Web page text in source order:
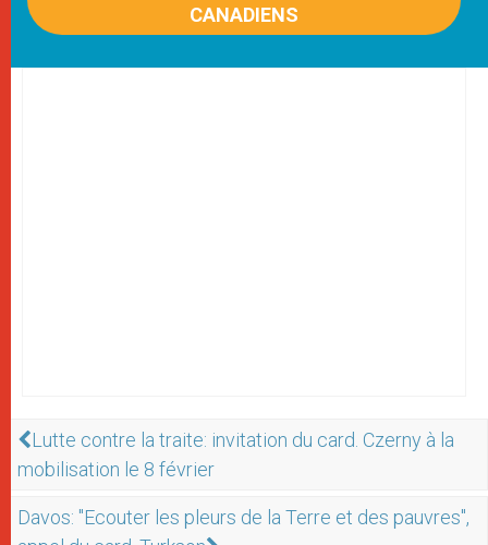
CANADIENS
Lutte contre la traite: invitation du card. Czerny à la
mobilisation le 8 février
Davos: "Ecouter les pleurs de la Terre et des pauvres",